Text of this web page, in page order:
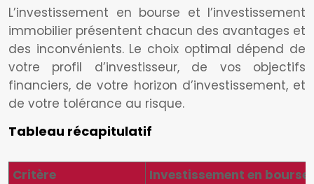
L’investissement en bourse et l’investissement
immobilier présentent chacun des avantages et
des inconvénients. Le choix optimal dépend de
votre profil d’investisseur, de vos objectifs
financiers, de votre horizon d’investissement, et
de votre tolérance au risque.
Tableau récapitulatif
Critère
Investissement en bourse